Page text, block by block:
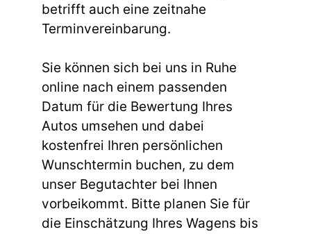
betrifft auch eine zeitnahe
Terminvereinbarung.
Sie können sich bei uns in Ruhe
online nach einem passenden
Datum für die Bewertung Ihres
Autos umsehen und dabei
kostenfrei Ihren persönlichen
Wunschtermin buchen, zu dem
unser Begutachter bei Ihnen
vorbeikommt. Bitte planen Sie für
die Einschätzung Ihres Wagens bis